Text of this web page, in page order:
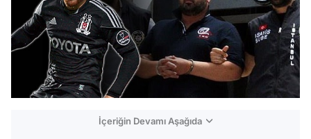
İçeriğin Devamı Aşağıda